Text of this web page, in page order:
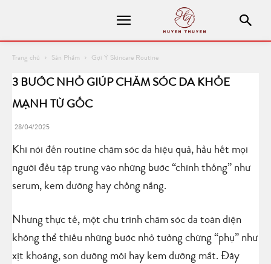
Trang chủ Sản Phẩm Gợi Ý Skincare Routine
3 BƯỚC NHỎ GIÚP CHĂM SÓC DA KHỎE
MẠNH TỪ GỐC
28/04/2025
Khi nói đến routine chăm sóc da hiệu quả, hầu hết mọi
người đều tập trung vào những bước “chính thống” như
serum, kem dưỡng hay chống nắng.
Nhưng thực tế, một chu trình chăm sóc da toàn diện
không thể thiếu những bước nhỏ tưởng chừng “phụ” như
xịt khoáng, son dưỡng môi hay kem dưỡng mắt. Đây